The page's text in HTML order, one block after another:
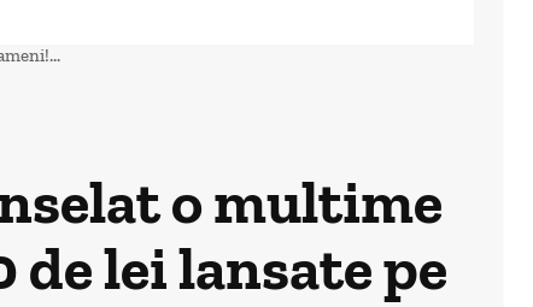
o multime
de lei lansate pe